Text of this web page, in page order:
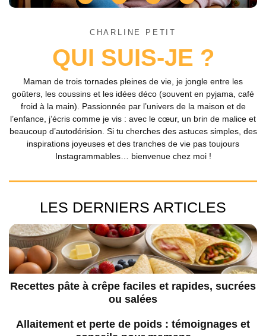
CHARLINE PETIT
QUI SUIS-JE ?
Maman de trois tornades pleines de vie, je jongle entre les
goûters, les coussins et les idées déco (souvent en pyjama, café
froid à la main). Passionnée par l’univers de la maison et de
l’enfance, j’écris comme je vis : avec le cœur, un brin de malice et
beaucoup d’autodérision. Si tu cherches des astuces simples, des
inspirations joyeuses et des tranches de vie pas toujours
Instagrammables… bienvenue chez moi !
LES DERNIERS ARTICLES
Recettes pâte à crêpe faciles et rapides, sucrées
ou salées
Allaitement et perte de poids : témoignages et